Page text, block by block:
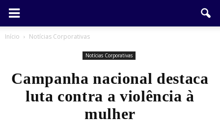
Início Notícias Corporativas
Notícias Corporativas
Campanha nacional destaca
luta contra a violência à
mulher